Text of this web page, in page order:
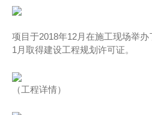
项目于2018年12月在施工现场举
1月取得建设工程规划许可证。
（工程详情）